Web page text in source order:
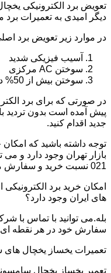
تعویض برد الکترونیکی
دیگر امیدی به تعمیرات
در موارد زیر تعویض برد اصلی یخچال
آسیب فیزیکی شدید
سوختن AC مرکزی
سوختن بیش از 50% درصدی برد اصلی
در صورتی که برای برد
پیش آمده است بدون تردید
جدید اقدام کنید.
توجه داشته باشید که
021 نسبت خرید و سفارش محصول خود اقدام کنید.
امکان خرید برد
های ایران وجود دارد؟
بله.می توانید با تماس با
سفارش خود در هر نقطه ای
تعمیرات یخساز یخچال های
تعمیر یخساز یخچال